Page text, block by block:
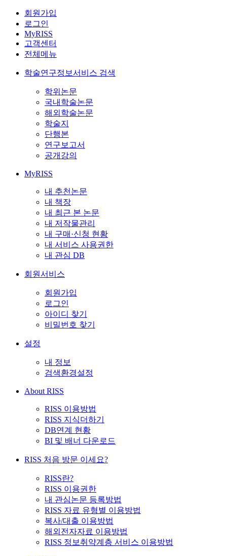
회원가입
로그인
MyRISS
고객센터
전체메뉴
학술연구정보서비스 검색
학위논문
국내학술논문
해외학술논문
학술지
단행본
연구보고서
공개강의
MyRISS
내 추천논문
내 책장
내 최근 본 논문
내 저작물관리
내 구매·신청 현황
내 서비스 사용권한
내 관심 DB
회원서비스
회원가입
로그인
아이디 찾기
비밀번호 찾기
설정
내 정보
검색환경설정
About RISS
RISS 이용방법
RISS 지식더하기
DB연계 현황
BI 및 배너 다운로드
RISS 처음 방문 이세요?
RISS란?
RISS 이용권한
내 관심논문 등록방법
RISS 자료 유형별 이용방법
복사/대출 이용방법
해외전자자료 이용방법
RISS 정보취약계층 서비스 이용방법